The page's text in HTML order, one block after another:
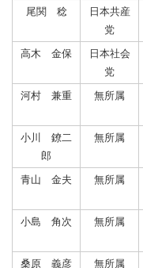
尾関 稔
日本共産
党
高木 金保
日本社会
党
河村 兼重
無所属
小川 鐐二
郎
無所属
青山 金夫
無所属
小島 角次
無所属
桑原 義彦
無所属